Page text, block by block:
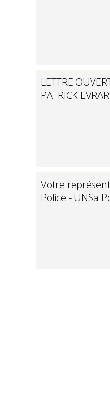
LETTRE
PATRICK
Votre
Police - UNSa